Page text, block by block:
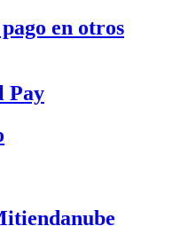
en otros
Pay